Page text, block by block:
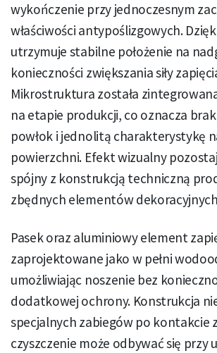
wykończenie przy jednoczesnym
właściwości antypoślizgowych.
utrzymuje stabilne położenie na
konieczności zwiększania siły
Mikrostruktura została
na etapie produkcji, co oznacza
powłok i jednolitą charakterystykę
powierzchni. Efekt wizualny
spójny z konstrukcją techniczną
zbędnych elementów
Pasek oraz aluminiowy element
zaprojektowane jako w pełni
umożliwiając noszenie bez
dodatkowej ochrony. Konstrukcja
specjalnych zabiegów po kontakcie
czyszczenie może odbywać się przy